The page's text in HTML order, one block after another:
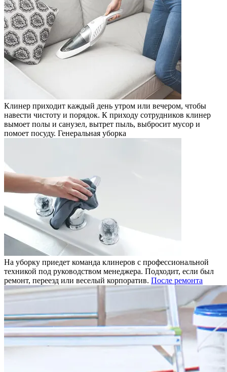
Клинер приходит каждый день утром или вечером, чтобы
навести чистоту и порядок. К приходу сотрудников клинер
вымоет полы и санузел, вытрет пыль, выбросит мусор и
помоет посуду. Генеральная уборка
На уборку приедет команда клинеров с профессиональной
техникой под руководством менеджера. Подходит, если был
ремонт, переезд или веселый корпоратив. После ремонта